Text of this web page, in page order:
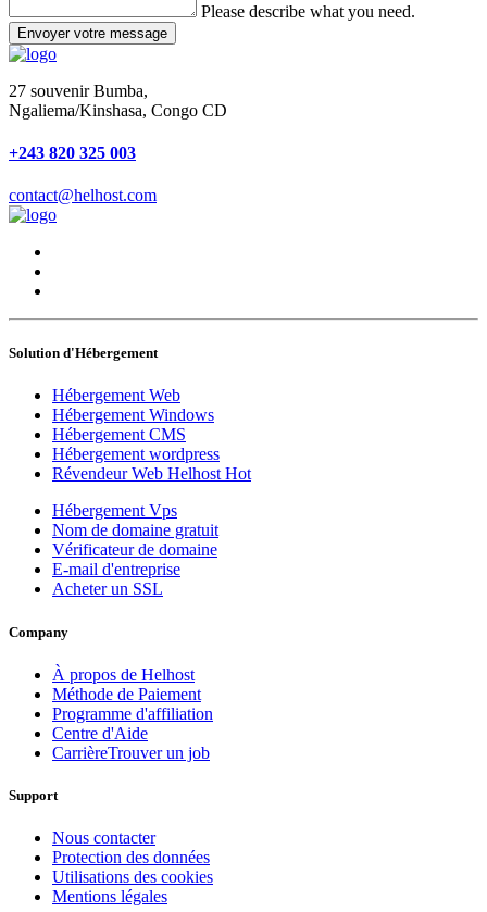
Please describe what you need.
Envoyer votre message
27 souvenir Bumba,
Ngaliema/Kinshasa, Congo CD
+243 820 325 003
contact@helhost.com
Solution d'Hébergement
Hébergement Web
Hébergement Windows
Hébergement CMS
Hébergement wordpress
Révendeur Web HelhostHot
Hébergement Vps
Nom de domaine gratuit
Vérificateur de domaine
E-mail d'entreprise
Acheter un SSL
Company
À propos de Helhost
Méthode de Paiement
Programme d'affiliation
Centre d'Aide
CarrièreTrouver un job
Support
Nous contacter
Protection des données
Utilisations des cookies
Mentions légales